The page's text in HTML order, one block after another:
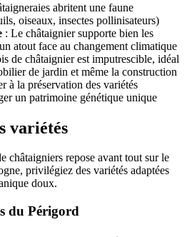
abritent une faune
oiseaux, insectes pollinisateurs)
: Le châtaignier supporte bien les
atout face au changement climatique
de châtaignier est imputrescible, idéal
de jardin et même la construction
à la préservation des variétés
un patrimoine génétique unique
variétés
châtaigniers repose avant tout sur le
privilégiez des variétés adaptées
doux.
du Périgord